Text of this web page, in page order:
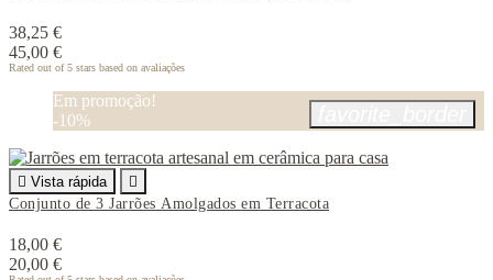
38,25 €
45,00 €
Rated out of 5 stars based on avaliações
Em promoção!
-10%
 Vista rápida

Conjunto de 3 Jarrões Amolgados em Terracota
18,00 €
20,00 €